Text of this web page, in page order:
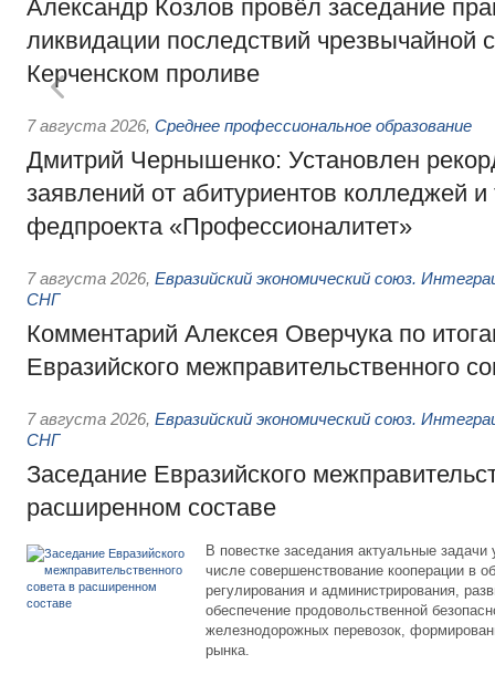
Александр Козлов провёл заседание
ликвидации последствий чрезвычайной
Керченском проливе
7 августа 2026, Среднее профессиональное образование
Дмитрий Чернышенко: Установлен
заявлений от абитуриентов колледжей и
федпроекта «Профессионалитет»
7 августа 2026, Евразийский экономический союз.
СНГ
Комментарий Алексея Оверчука по
Евразийского межправительственного
7 августа 2026, Евразийский экономический союз.
СНГ
Заседание Евразийского
расширенном составе
В повестке заседания актуальные задачи
числе совершенствование кооперации в
регулирования и администрирования,
обеспечение продовольственной
железнодорожных перевозок,
рынка.